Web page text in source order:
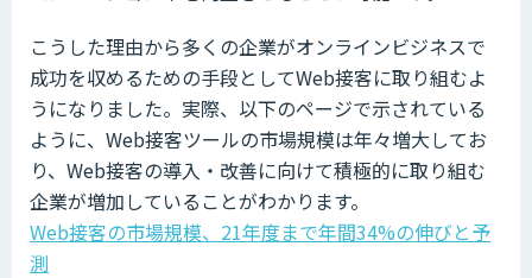
こうした理由から多くの企業がオンラインビジネスで
成功を収めるための手段としてWeb接客に取り組むよ
うになりました。実際、以下のページで示されている
ように、Web接客ツールの市場規模は年々増大してお
り、Web接客の導入・改善に向けて積極的に取り組む
企業が増加していることがわかります。
Web接客の市場規模、21年度まで年間34%の伸びと予
測